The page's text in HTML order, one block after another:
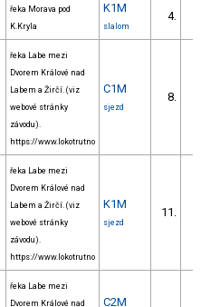
řeka Morava pod
K.Kryla
K1M
slalom
4.
řeka Labe mezi
Dvorem Králové nad
Labem a Žirčí. (viz
webové stránky
závodu).
https://www.lokotrutno
C1M
sjezd
8.
řeka Labe mezi
Dvorem Králové nad
Labem a Žirčí. (viz
webové stránky
závodu).
https://www.lokotrutno
K1M
sjezd
11.
řeka Labe mezi
Dvorem Králové nad
C2M